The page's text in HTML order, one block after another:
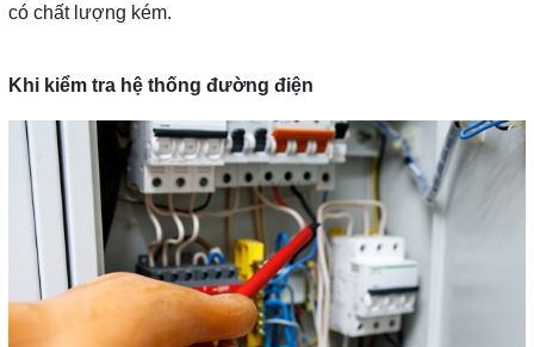
có chất lượng kém.
Khi kiểm tra hệ thống đường điện